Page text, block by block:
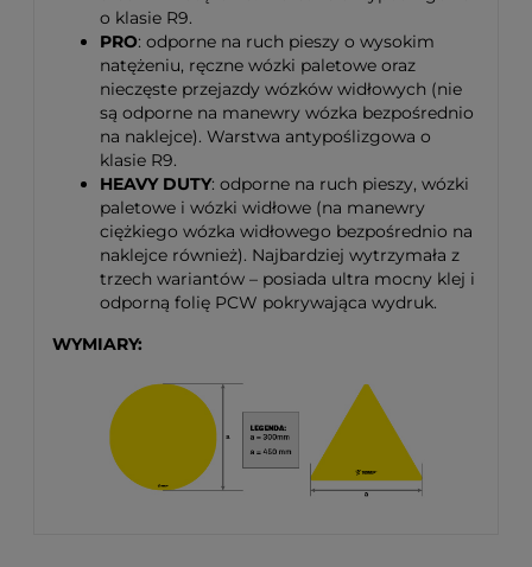
o klasie R9.
PRO: odporne na ruch pieszy o wysokim
natężeniu, ręczne wózki paletowe oraz
nieczęste przejazdy wózków widłowych (nie
są odporne na manewry wózka bezpośrednio
na naklejce). Warstwa antypoślizgowa o
klasie R9.
HEAVY DUTY: odporne na ruch pieszy, wózki
paletowe i wózki widłowe (na manewry
ciężkiego wózka widłowego bezpośrednio na
naklejce również). Najbardziej wytrzymała z
trzech wariantów – posiada ultra mocny klej i
odporną folię PCW pokrywająca wydruk.
WYMIARY: